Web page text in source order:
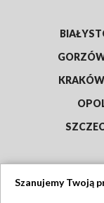
KRAKÓW
Szanujemy Twoją